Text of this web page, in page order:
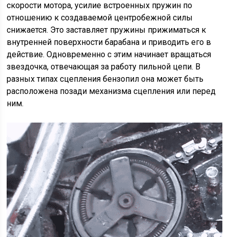
скорости мотора, усилие встроенных пружин по
отношению к создаваемой центробежной силы
снижается. Это заставляет пружины прижиматься к
внутренней поверхности барабана и приводить его в
действие. Одновременно с этим начинает вращаться
звездочка, отвечающая за работу пильной цепи. В
разных типах сцепления бензопил она может быть
расположена позади механизма сцепления или перед
ним.